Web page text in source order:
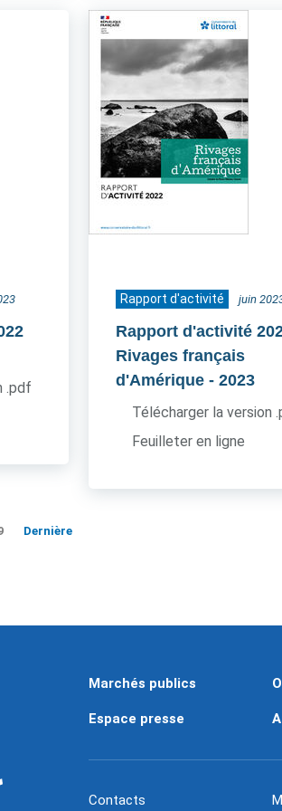
.pdf
Rapport d'activité juin
Rapport d'activité
Rivages français
d'Amérique - 2023
Télécharger la version
Feuilleter en ligne
Dernière
Marchés publics
Espace presse
Contacts